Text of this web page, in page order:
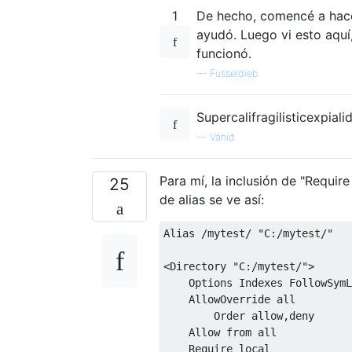
1
De hecho, comencé a
ayudó. Luego vi esto
funcionó.
— Fusseldieb
— Vahid
25
Para mí, la inclusión de
de alias se ve así:
Alias /mytest/ "C:/mytest/"
<Directory "C:/mytest/">
Options Indexes
    AllowOverride all
        Order allow,deny
    Allow from all
    Require local